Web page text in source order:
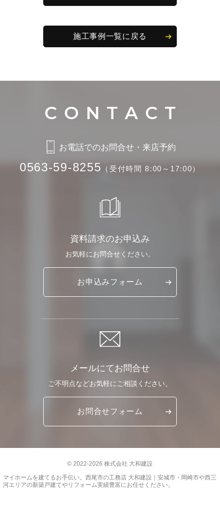
施工事例一覧に戻る
お電話でのお問合せ・来店予約
0563-59-8255 （受付時間 8:00～17:00）
資料請求のお申込み
お気軽にお問合せください。
お申込みフォーム
メールにてお問合せ
ご不明点などお気軽に ご相談ください。
お問合せフォーム
© 2022-2026 株式会社 大和建設
マイホームを建てるお手伝い。 西尾市の工務店 大和建設｜安城市・岡崎市や西三
河エリアの新築戸建てやリフォーム実績豊富にお任せください。